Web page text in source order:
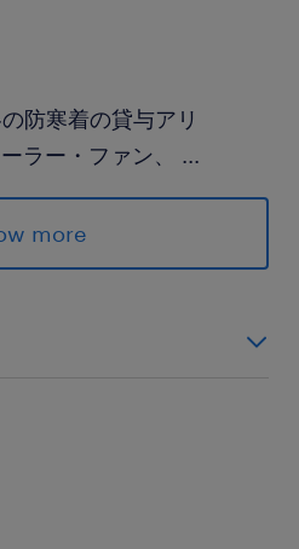
防寒着の貸与アリ
ラー・ファン、 ...
じて設置有り
してくださる方大歓迎！
、外壁材の梱包・出荷業
車15分）
more
歓迎です。 もちろん、資
としてご活躍いただけます